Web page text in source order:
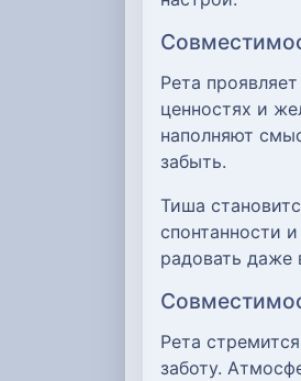
Рета
ценностях и
наполняют
забыть.
Тиша
спонтанности
радовать даже
Рета
заботу.